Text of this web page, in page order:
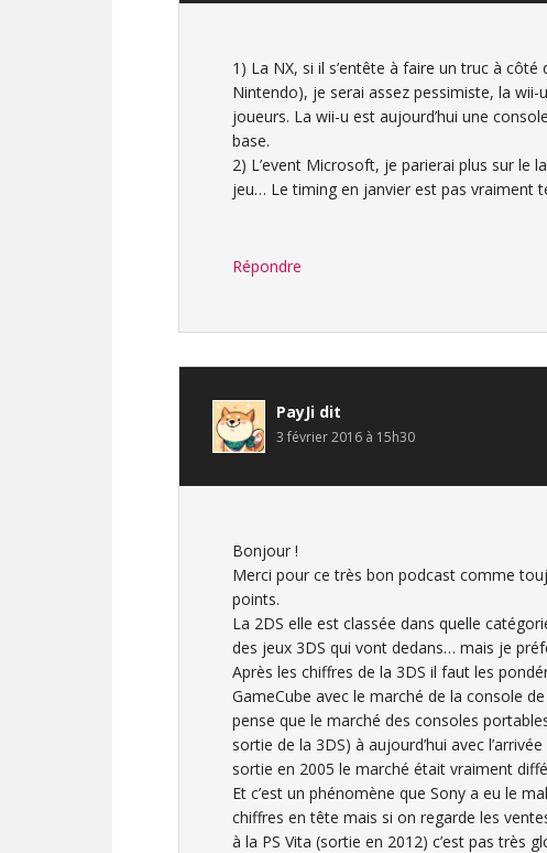
1) La NX, si il s’entête à faire un truc à
Nintendo), je serai assez pessimiste, la
joueurs. La wii-u est aujourd’hui une
base.
2) L’event Microsoft, je parierai plus sur le
jeu… Le timing en janvier est pas vraiment
Répondre
PayJi dit
3 février 2016 à 15h30
Bonjour !
Merci pour ce très bon podcast comme
points.
La 2DS elle est classée dans quelle
des jeux 3DS qui vont dedans… mais je
Après les chiffres de la 3DS il faut les
GameCube avec le marché de la console
pense que le marché des consoles
sortie de la 3DS) à aujourd’hui avec
sortie en 2005 le marché était vraiment
Et c’est un phénomène que Sony a eu le
chiffres en tête mais si on regarde les
à la PS Vita (sortie en 2012) c’est pas très